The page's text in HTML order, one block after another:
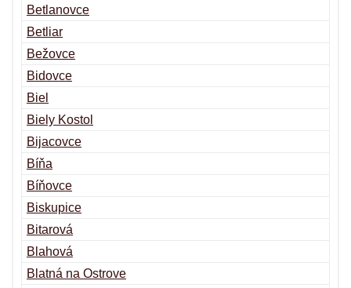
Betlanovce
Betliar
Bežovce
Bidovce
Biel
Biely Kostol
Bijacovce
Bíňa
Bíňovce
Biskupice
Bitarová
Blahová
Blatná na Ostrove